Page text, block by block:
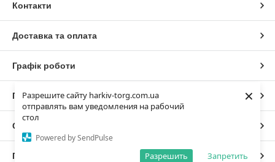
Разрешите сайту harkiv-torg.com.ua
отправлять вам уведомления на рабочий
стол
Powered by SendPulse
Запретить
Разрешить
×
Контакти
Доставка та оплата
Графік роботи
Повна версія сайту
Сайт створено на маркетплейсі
Політика конфіденційності